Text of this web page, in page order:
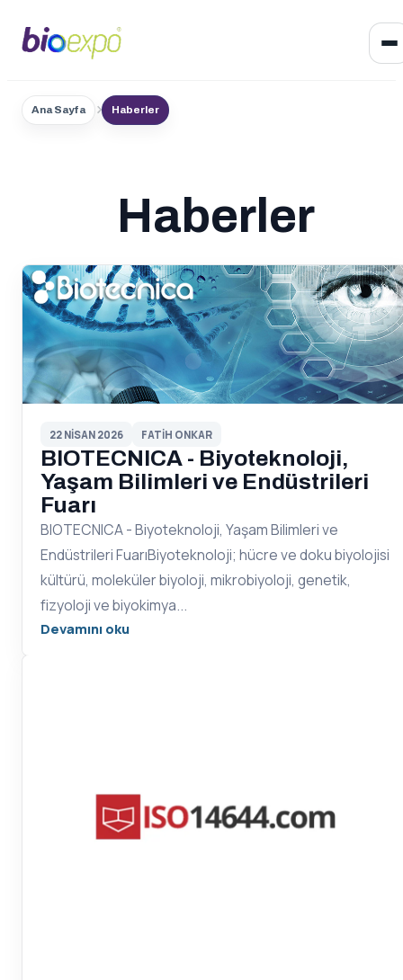
Ana Sayfa Haberler
Haberler
22 NISAN 2026 FATIH ONKAR
BIOTECNICA - Biyoteknoloji,
Yaşam Bilimleri ve Endüstrileri
Fuarı
BIOTECNICA - Biyoteknoloji, Yaşam Bilimleri ve
Endüstrileri FuarıBiyoteknoloji; hücre ve doku biyolojisi
kültürü, moleküler biyoloji, mikrobiyoloji, genetik,
fizyoloji ve biyokimya...
Devamını oku